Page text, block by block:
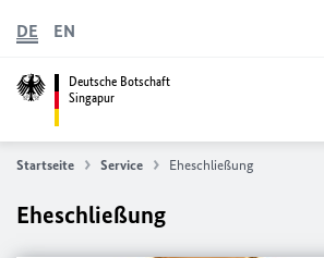
Deutsche Botschaft
Singapur
DE EN
Startseite Service Eheschließung
Eheschließung